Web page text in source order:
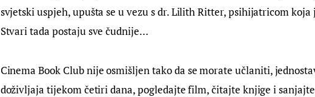
svjetski uspjeh, upušta se u vezu s dr. Lilith Ritter, psihijatricom koja
Stvari tada postaju sve čudnije…
Cinema Book Club nije osmišljen tako da se morate učlaniti,
doživljaja tijekom četiri dana, pogledajte film, čitajte knjige i